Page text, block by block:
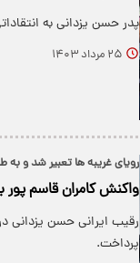
پدر حسن یزدانی به
۲۵ مرداد ۱۴۰۳
رویای غریبه ها تعبیر شد و به
واکنش کامران قاسم
رقیب ایرانی حسن یزدانی
پرداخت.